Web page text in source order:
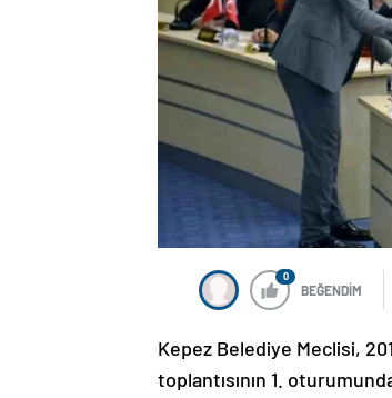
0
BEĞENDİM
Kepez Belediye Meclisi,
toplantısının 1.